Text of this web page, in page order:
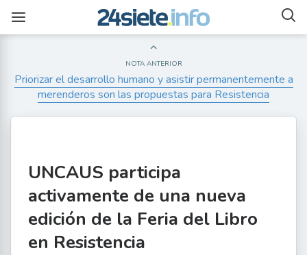
NOTA ANTERIOR
Priorizar el desarrollo humano y asistir permanentemente a
merenderos son las propuestas para Resistencia
UNCAUS participa
activamente de una nueva
edición de la Feria del Libro
en Resistencia